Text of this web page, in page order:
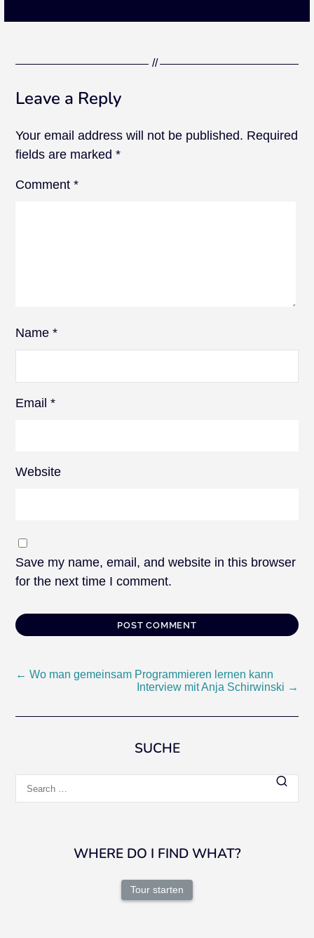
Leave a Reply
Your email address will not be published. Required
fields are marked*
Comment*
Name*
Email*
Website
Save my name, email, and website in this browser
for the next time I comment.
Post
← Wo man gemeinsam Programmieren lernen kann
Interview mit Anja Schirwinski →
SUCHE
for:
WHERE DO I FIND WHAT?
Tour starten